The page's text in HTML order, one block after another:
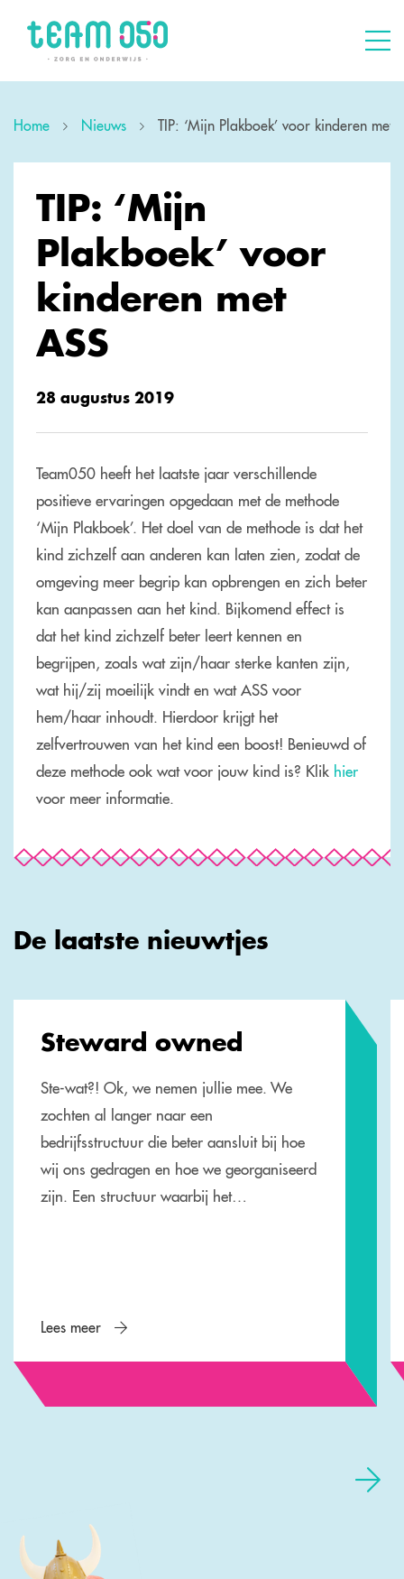
Home Nieuws TIP: ‘Mijn Plakboek’ voor kinderen met
TIP: ‘Mijn
Plakboek’ voor
kinderen met
ASS
28 augustus 2019
Team050 heeft het laatste jaar verschillende
positieve ervaringen opgedaan met de methode
‘Mijn Plakboek’. Het doel van de methode is dat het
kind zichzelf aan anderen kan laten zien, zodat de
omgeving meer begrip kan opbrengen en zich beter
kan aanpassen aan het kind. Bijkomend effect is
dat het kind zichzelf beter leert kennen en
begrijpen, zoals wat zijn/haar sterke kanten zijn,
wat hij/zij moeilijk vindt en wat ASS voor
hem/haar inhoudt. Hierdoor krijgt het
zelfvertrouwen van het kind een boost! Benieuwd of
deze methode ook wat voor jouw kind is? Klik hier
voor meer informatie.
De laatste nieuwtjes
Steward owned
Ste-wat?! Ok, we nemen jullie mee. We
zochten al langer naar een
bedrijfsstructuur die beter aansluit bij hoe
wij ons gedragen en hoe we georganiseerd
zijn. Een structuur waarbij het…
Lees meer